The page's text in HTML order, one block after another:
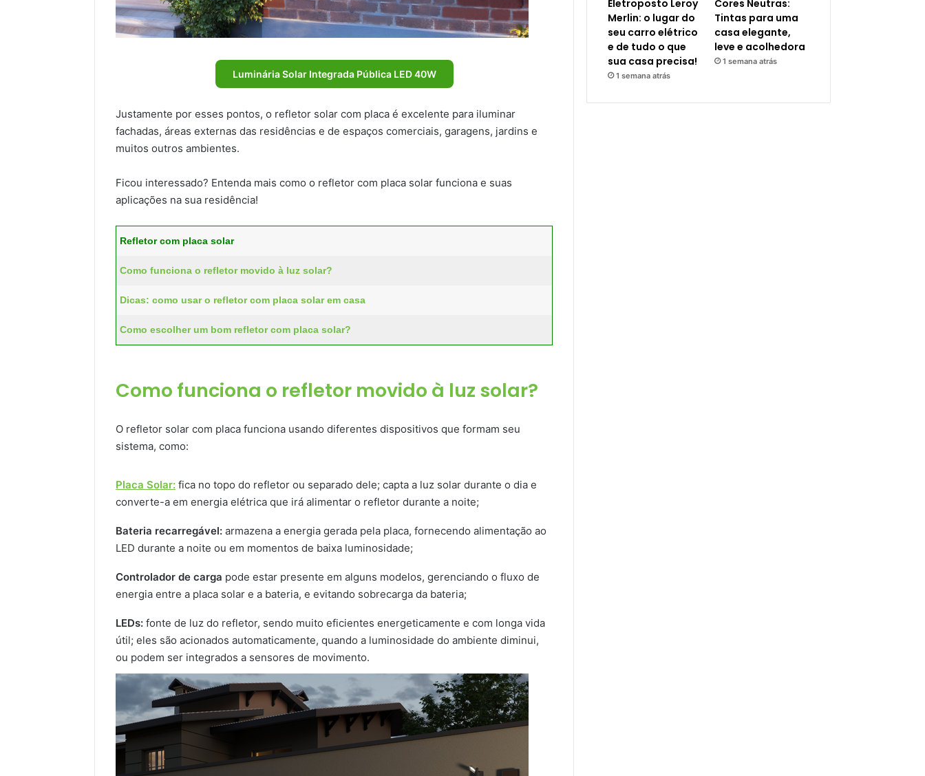
Luminária Solar Integrada Pública LED 40W
Justamente por esses pontos, o refletor solar com placa é excelente para iluminar
fachadas, áreas externas das residências e de espaços comerciais, garagens, jardins e
muitos outros ambientes.
Ficou interessado? Entenda mais como o refletor com placa solar funciona e suas
aplicações na sua residência!
Refletor com placa solar
Como funciona o refletor movido à luz solar?
Dicas: como usar o refletor com placa solar em casa
Como escolher um bom refletor com placa solar?
Como funciona o refletor movido à luz solar?
O refletor solar com placa funciona usando diferentes dispositivos que formam seu
sistema, como:
Placa Solar: fica no topo do refletor ou separado dele; capta a luz solar durante o dia e
converte-a em energia elétrica que irá alimentar o refletor durante a noite;
Bateria recarregável: armazena a energia gerada pela placa, fornecendo alimentação ao
LED durante a noite ou em momentos de baixa luminosidade;
Controlador de carga pode estar presente em alguns modelos, gerenciando o fluxo de
energia entre a placa solar e a bateria, e evitando sobrecarga da bateria;
LEDs: fonte de luz do refletor, sendo muito eficientes energeticamente e com longa vida
útil; eles são acionados automaticamente, quando a luminosidade do ambiente diminui,
ou podem ser integrados a sensores de movimento.
Eletroposto Leroy
Merlin: o lugar do
seu carro elétrico
e de tudo o que
sua casa precisa!
1 semana atrás
Cores Neutras:
Tintas para uma
casa elegante,
leve e acolhedora
1 semana atrás